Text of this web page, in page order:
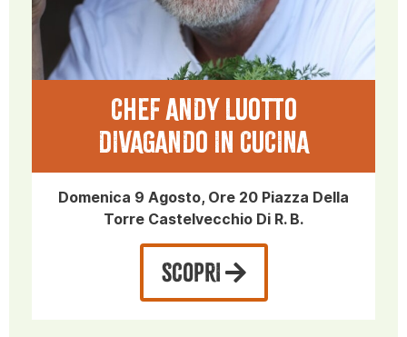
CHEF ANDY LUOTTO
DIVAGANDO IN CUCINA
Domenica 9 Agosto, Ore 20 Piazza Della
Torre Castelvecchio Di R. B.
SCOPRI